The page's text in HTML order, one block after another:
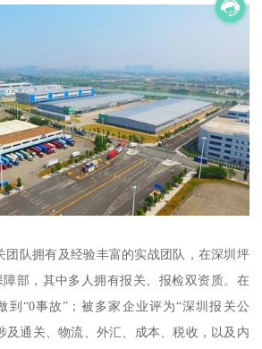
团队拥有及经验丰富的实战团队，在深圳坪
部，其中多人拥有报关、报检双资质。在
到“0事故”；被多家企业评为“深圳报关公
及通关、物流、外汇、成本、税收，以及内